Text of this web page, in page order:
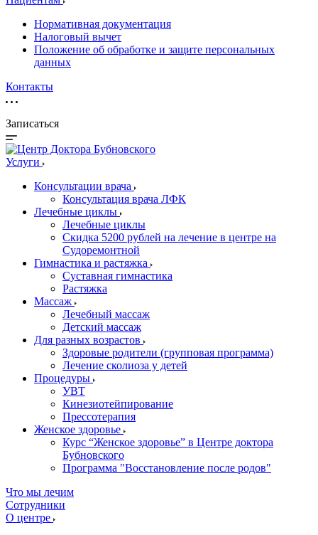
Нормативная документация
Налоговый вычет
Положение об обработке и защите персональных
данных
Контакты
Записаться
Услуги
Консультации врача
Консультация врача ЛФК
Лечебные циклы
Лечебные циклы
Скидка 5200 рублей на лечение в центре на
Судоремонтной
Гимнастика и растяжка
Суставная гимнастика
Растяжка
Массаж
Лечебный массаж
Детский массаж
Для разных возрастов
Здоровые родители (групповая программа)
Лечение сколиоза у детей
Процедуры
УВТ
Кинезиотейпирование
Прессотерапия
Женское здоровье
Курс “Женское здоровье” в Центре доктора
Бубновского
Программа "Восстановление после родов"
Что мы лечим
Сотрудники
О центре